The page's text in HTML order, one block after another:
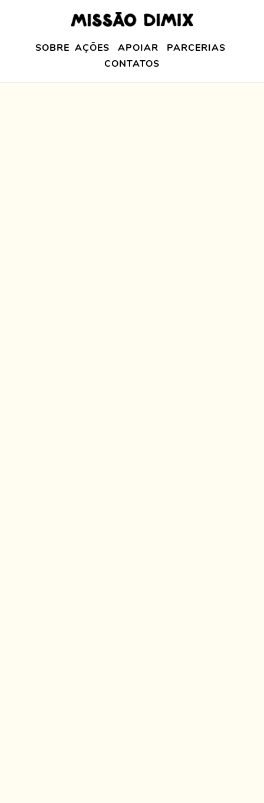
SOBRE AÇÕES APOIAR
PARCERIAS
CONTATOS